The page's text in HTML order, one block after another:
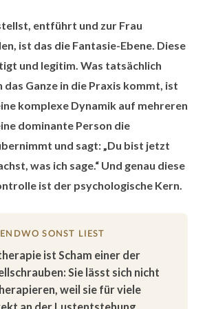
entführt und zur Frau
ist das die Fantasie-Ebene. Diese
und legitim. Was tatsächlich
Ganze in die Praxis kommt, ist
komplexe Dynamik auf mehreren
dominante Person die
und sagt: „Du bist jetzt
was ich sage.“ Und genau diese
ist der psychologische Kern.
SONST LIEST
ist Scham einer der
Sie lässt sich nicht
weil sie für viele